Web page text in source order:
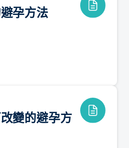
孕方法
變的避孕方